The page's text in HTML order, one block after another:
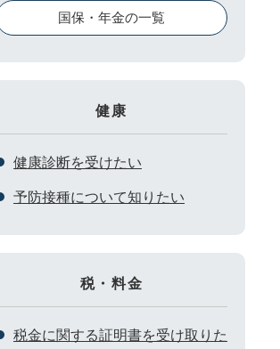
国保・年金の一覧
健康
健康診断を受けたい
予防接種について知りたい
税・料金
税金に関する証明書を受け取りた